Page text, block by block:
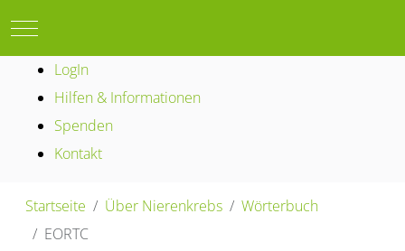
Mobile Menu Toggle
LogIn
Hilfen & Informationen
Spenden
Kontakt
Startseite Über Nierenkrebs
Wörterbuch
EORTC